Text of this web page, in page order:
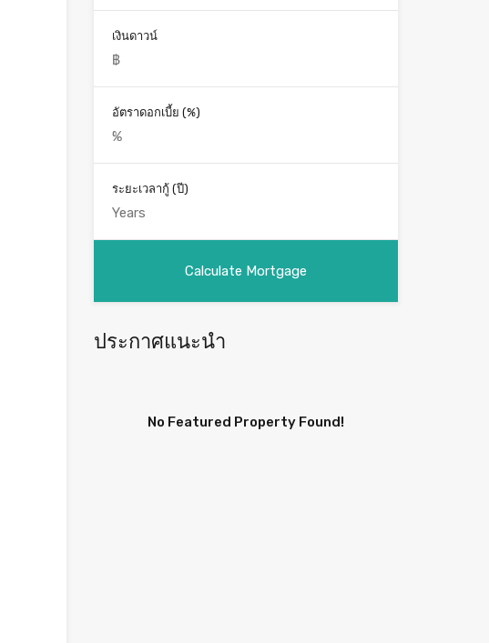
เงินดาวน์
อัตราดอกเบี้ย (%)
ระยะเวลากู้ (ปี)
ประกาศแนะนำ
No Featured Property Found!